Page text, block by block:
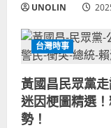
UNOLIN
台灣時事
黃國昌民眾黨
迷因梗圖精選
勢！